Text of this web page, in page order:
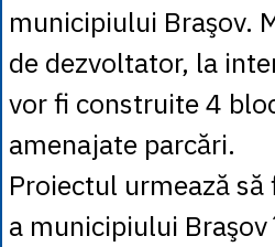
municipiului Braşov.
de dezvoltator, la
vor fi construite 4
amenajate parcări.
Proiectul urmează
a municipiului